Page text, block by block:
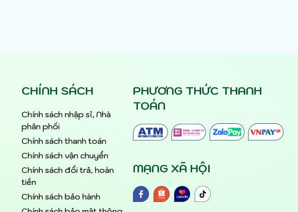
CHÍNH SÁCH
Chính sách nhập sỉ, Nhà
phân phối
Chính sách thanh toán
Chính sách vận chuyển
Chính sách đổi trả, hoàn
tiền
Chính sách bảo hành
PHƯƠNG THỨC THANH
TOÁN
MẠNG XÃ HỘI